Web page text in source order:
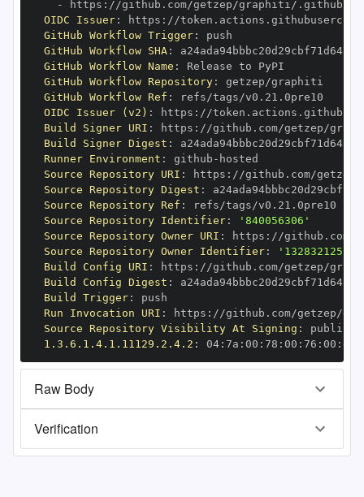
-
https : //github.com/getzep/graphiti/.github/
OIDC Issuer: https :
GitHub Workflow Trigger:
GitHub Workflow SHA:
GitHub Workflow Name :
GitHub Workflow Repository:
GitHub Workflow Ref :
OIDC Issuer (v2) : https :
Build Signer URI : https : //github.com/getzep/
Build Signer Digest :
Runner Environment : github -
Source Repository URI : https :
Source Repository Digest :
Source Repository Ref :
Source Repository Identifier:
'840056306'
Source Repository Owner URI : https :
Source Repository Owner Identifier:
'132832125'
Build Config URI : https : //github.com/getzep/
Build Config Digest :
Build Trigger:
Run Invocation URI : https :
Source Repository Visibility At Signing :
1.3.6.1.4.1.11129.2.4.2 : 04: 7a : 00 : 78 : 00 : 76 : 00 : dd
Raw Body
Verification